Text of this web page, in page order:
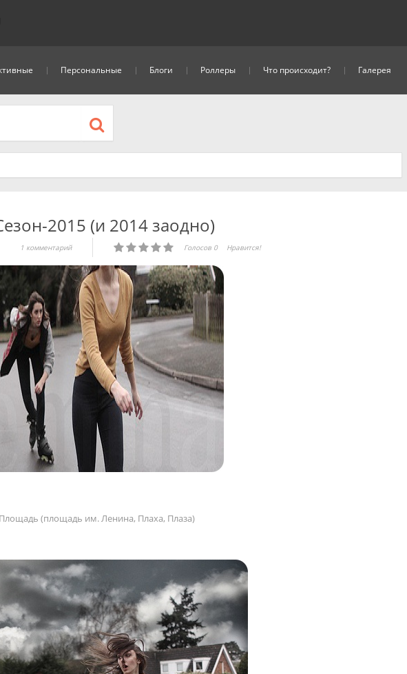
Персональные Блоги Роллеры Что происходит? Галерея
2015 (и 2014 заодно)
1 комментарий Голосов 0 Нравится!
(площадь им. Ленина, Плаха, Плаза)